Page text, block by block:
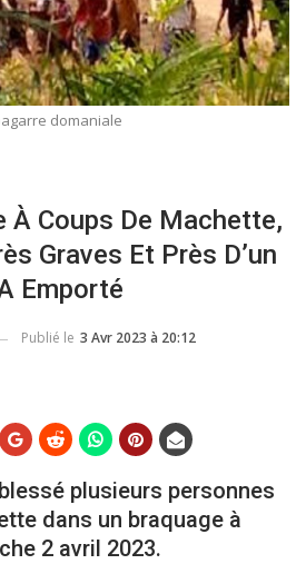
domaniale
À Coups De Machette,
Graves Et Près D’un
Emporté
Publié le 3 Avr 2023 à 20:12
plusieurs personnes
dans un braquage à
2 avril 2023.